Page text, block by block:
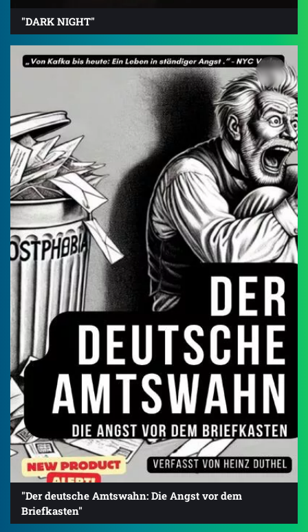
"DARK NIGHT"
"Der deutsche Amtswahn: Die Angst vor dem
Briefkasten"